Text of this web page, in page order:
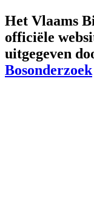
Het Vlaams
officiële
uitgegeven
Bosonderzoek